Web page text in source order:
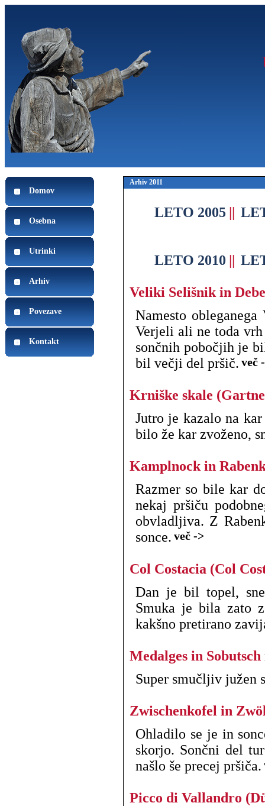
Domov
Osebna
Utrinki
Arhiv
Povezave
Kontakt
Arhiv 2011
LETO 2005 ||
LETO 2010 ||
Veliki Selišnik in
Namesto
Verjeli ali ne toda
sončnih pobočjih je
bil večji del pršič. več
Krniške skale
Jutro je kazalo na
bilo že kar zvoženo,
Kamplnock in
Razmer so bile kar
nekaj pršiču
obvladljiva. Z
sonce. več ->
Col Costacia (Col
Dan je bil topel,
Smuka je bila zato
kakšno pretirano
Medalges in Sobutsch
Super smučljiv južen
Zwischenkofel in
Ohladilo se je in
skorjo. Sončni del
našlo še precej pršiča.
Picco di Vallandro